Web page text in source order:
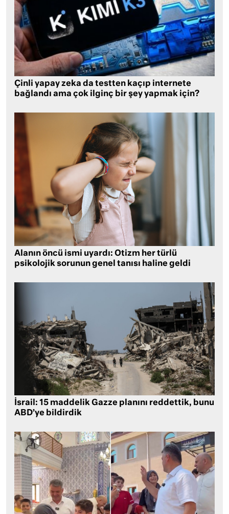
Çinli yapay zeka da testten kaçıp internete
bağlandı ama çok ilginç bir şey yapmak için?
Alanın öncü ismi uyardı: Otizm her türlü
psikolojik sorunun genel tanısı haline geldi
İsrail: 15 maddelik Gazze planını reddettik, bunu
ABD’ye bildirdik